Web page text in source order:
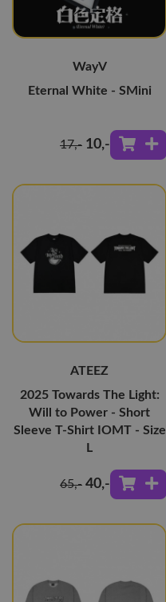
WayV
Eternal White - SMini
17,- 10,-
ATEEZ
2025 Towards The Light:
Will to Power - Short
Sleeve T-Shirt IOMT - Size
L
65,- 40,-